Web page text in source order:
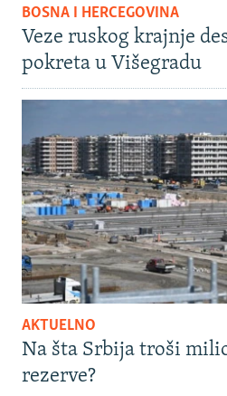
BOSNA I HERCEGOVINA
Veze ruskog krajnje
pokreta u Višegradu
AKTUELNO
Na šta Srbija troši
rezerve?